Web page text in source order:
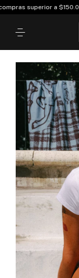
superior a $150.000